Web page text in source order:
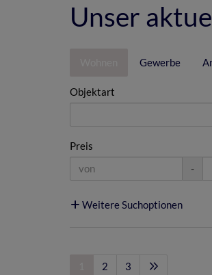
Unser
Gewerbe
Objektart
Preis
-
Weitere Suchoptionen
2 3